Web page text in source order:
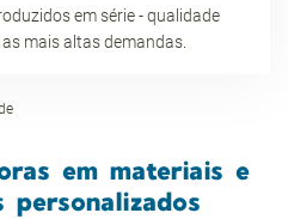
em série - qualidade
mais altas demandas.
em materiais e
personalizados